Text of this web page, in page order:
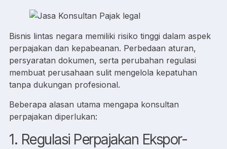
Bisnis lintas negara memiliki risiko tinggi dalam aspek
perpajakan dan kepabeanan. Perbedaan aturan,
persyaratan dokumen, serta perubahan regulasi
membuat perusahaan sulit mengelola kepatuhan
tanpa dukungan profesional.
Beberapa alasan utama mengapa konsultan
perpajakan diperlukan:
1. Regulasi Perpajakan Ekspor-